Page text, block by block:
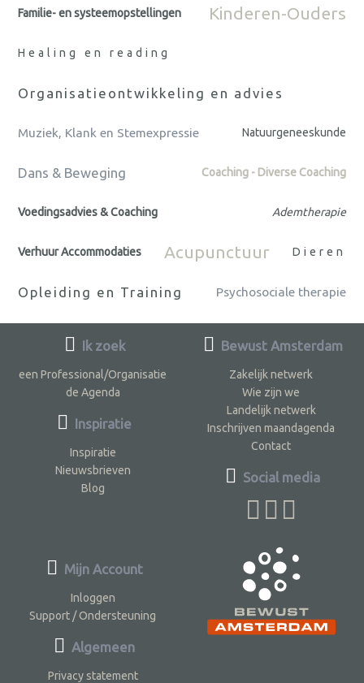
Familie- en systeemopstellingen Kinderen-Ouders
Healing en reading
Organisatieontwikkeling en advies
Muziek, Klank en Stemexpressie Natuurgeneeskunde
Dans & Beweging Coaching - Diverse Coaching
Voedingsadvies & Coaching Ademtherapie
Verhuur Accommodaties Acupunctuur Dieren
Opleiding en Training Psychosociale therapie
Ik zoek
een Professional/Organisatie
de Agenda
Inspiratie
Inspiratie
Nieuwsbrieven
Blog
Bewust Amsterdam
Zakelijk netwerk
Wie zijn we
Landelijk netwerk
Inschrijven maandagenda
Contact
Social media
Mijn Account
Inloggen
Support / Ondersteuning
Algemeen
Privacy statement